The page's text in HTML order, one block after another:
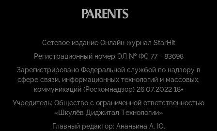
Сетевое издание Онлайн журнал StarHit
Регистрационный номер ЭЛ № ФС 77 - 83698
Зарегистрировано Федеральной службой по надзору в
сфере связи, информационных технологий и массовых,
коммуникаций (Роскомнадзор) 26.07.2022 18+
Учредитель: Общество с ограниченной ответственностью
«Шкулёв Диджитал Технологии»
Главный редактор: Ананьина А. Ю.